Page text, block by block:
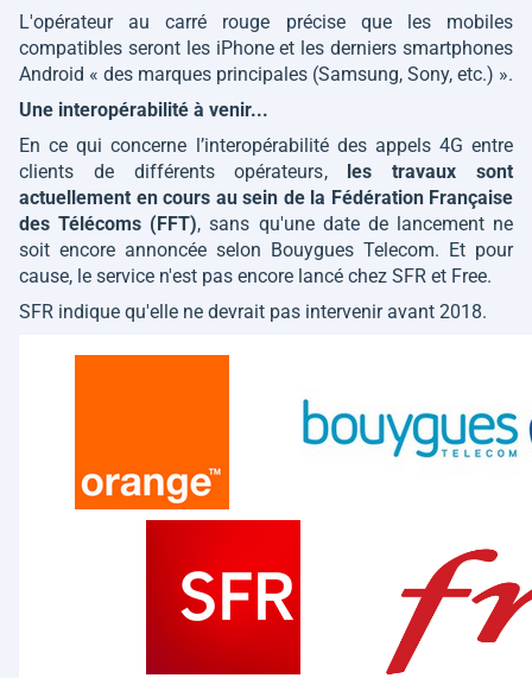
L'opérateur au carré rouge précise que les mobiles
compatibles seront les iPhone et les derniers smartphones
Android « des marques principales (Samsung, Sony, etc.) ».
Une interopérabilité à venir...
En ce qui concerne l’interopérabilité des appels 4G entre
clients de différents opérateurs,
les travaux sont
actuellement en cours au sein de la Fédération Française
des Télécoms (FFT), sans qu'une date de lancement ne
soit encore annoncée selon Bouygues Telecom. Et pour
cause, le service n'est pas encore lancé chez SFR et Free.
SFR indique qu'elle ne devrait pas intervenir avant 2018.